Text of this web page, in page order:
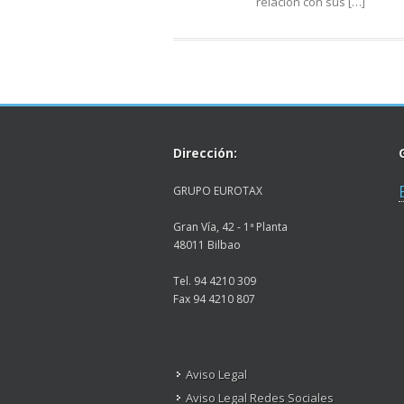
Dirección:
GRUPO EUROTAX
Gran Vía, 42 - 1ª Planta
48011 Bilbao
Tel. 94 4210 309
Fax 94 4210 807
Aviso Legal
Aviso Legal Redes Sociales